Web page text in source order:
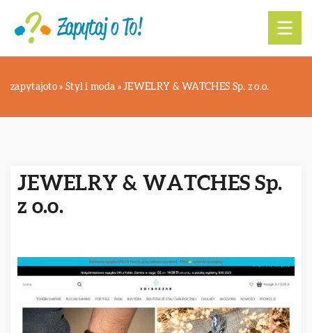
zapytajoto » Styl i moda »JEWELRY & WATCHES Sp. z o.o.
JEWELRY & WATCHES Sp.
z o.o.